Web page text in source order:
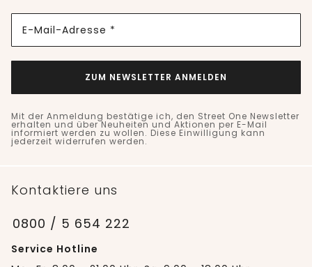
E-Mail-Adresse *
ZUM NEWSLETTER ANMELDEN
Mit der Anmeldung bestätige ich, den Street One Newsletter
erhalten und über Neuheiten und Aktionen per E-Mail
informiert werden zu wollen. Diese Einwilligung kann
jederzeit widerrufen werden.
Kontaktiere uns
0800 / 5 654 222
Service Hotline